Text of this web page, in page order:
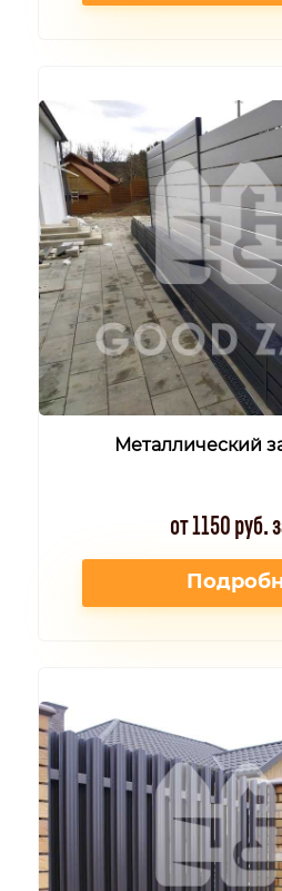
Металлический
от 1150 руб.